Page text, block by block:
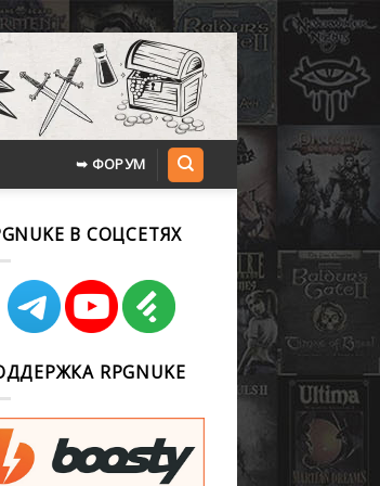
➥ ФОРУМ
В СОЦСЕТЯХ
RPGNUKE